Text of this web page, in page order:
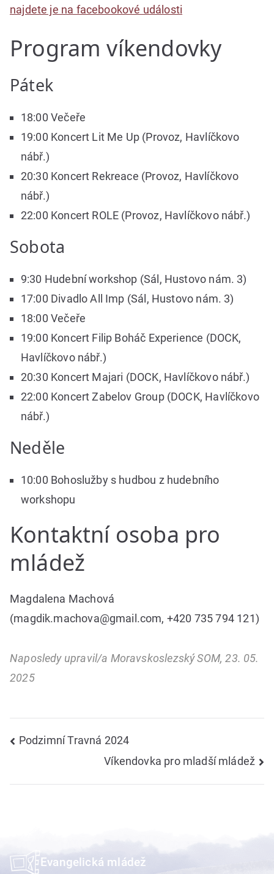
najdete je na facebookové události
Program víkendovky
Pátek
18:00 Večeře
19:00 Koncert Lit Me Up (Provoz, Havlíčkovo
nábř.)
20:30 Koncert Rekreace (Provoz, Havlíčkovo
nábř.)
22:00 Koncert ROLE (Provoz, Havlíčkovo nábř.)
Sobota
9:30 Hudební workshop (Sál, Hustovo nám. 3)
17:00 Divadlo All Imp (Sál, Hustovo nám. 3)
18:00 Večeře
19:00 Koncert Filip Boháč Experience (DOCK,
Havlíčkovo nábř.)
20:30 Koncert Majari (DOCK, Havlíčkovo nábř.)
22:00 Koncert Zabelov Group (DOCK, Havlíčkovo
nábř.)
Neděle
10:00 Bohoslužby s hudbou z hudebního
workshopu
Kontaktní osoba pro
mládež
Magdalena Machová
(magdik.machova@gmail.com, +420 735 794 121)
Naposledy upravil/a Moravskoslezský SOM, 23. 05.
2025
Navigace
Podzimní Travná 2024
Víkendovka pro mladší mládež
Evangelická mládež